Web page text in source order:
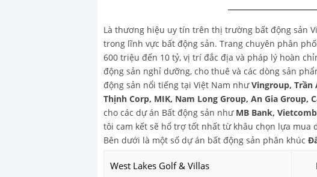
Là thương hiệu uy tín trên thị trường bất động sản
trong lĩnh vực bất động sản. Trang chuyên phân
600 triệu đến 10 tỷ, vị trí đắc địa và pháp lý hoàn
động sản nghỉ dưỡng, cho thuê và các dòng sản
động sản nổi tiếng tại Việt Nam nhưVingroup, Trần
Thịnh Corp, MIK, Nam Long Group, An Gia Group,
cho các dự án Bất động sản như MB Bank,
tôi cam kết sẽ hổ trợ tốt nhất từ khâu chọn lựa mua
Bên dưới là một số dự án bất động sản phân khúc
West Lakes Golf & Villas